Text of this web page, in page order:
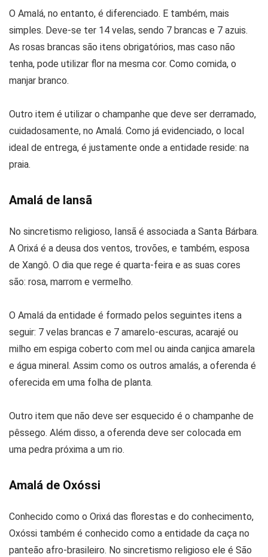
O Amalá, no entanto, é diferenciado. E também, mais
simples. Deve-se ter 14 velas, sendo 7 brancas e 7 azuis.
As rosas brancas são itens obrigatórios, mas caso não
tenha, pode utilizar flor na mesma cor. Como comida, o
manjar branco.
Outro item é utilizar o champanhe que deve ser derramado,
cuidadosamente, no Amalá. Como já evidenciado, o local
ideal de entrega, é justamente onde a entidade reside: na
praia.
Amalá de Iansã
No sincretismo religioso, Iansã é associada a Santa Bárbara.
A Orixá é a deusa dos ventos, trovões, e também, esposa
de Xangô. O dia que rege é quarta-feira e as suas cores
são: rosa, marrom e vermelho.
O Amalá da entidade é formado pelos seguintes itens a
seguir: 7 velas brancas e 7 amarelo-escuras, acarajé ou
milho em espiga coberto com mel ou ainda canjica amarela
e água mineral. Assim como os outros amalás, a oferenda é
oferecida em uma folha de planta.
Outro item que não deve ser esquecido é o champanhe de
pêssego. Além disso, a oferenda deve ser colocada em
uma pedra próxima a um rio.
Amalá de Oxóssi
Conhecido como o Orixá das florestas e do conhecimento,
Oxóssi também é conhecido como a entidade da caça no
panteão afro-brasileiro. No sincretismo religioso ele é São